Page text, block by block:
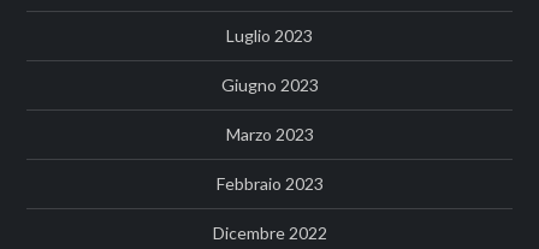
Luglio 2023
Giugno 2023
Marzo 2023
Febbraio 2023
Dicembre 2022